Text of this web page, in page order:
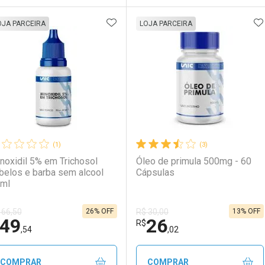
FECHAR
Ativar Desconto
Comprar sem Desconto
FECHAR
Menos
Comprar sem Desconto
Laboratório
Ativar Desconto
Comprar sem Desconto
Por Menos
Comprar sem Desconto
(1)
5% em Trichosol
e barba sem alcool
PARCEIRA
49,54
26% OFF
ADICIONAR AOS FAVORITOS
COMPRAR
(3)
Óleo de primula 500mg - 60
Cápsulas
LOJA PARCEIRA
R$ 30,00
R$26,02
13% OFF
COMPRAR